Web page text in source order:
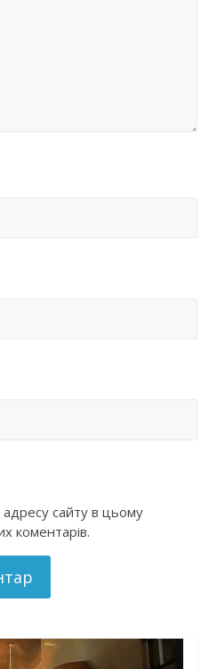
сайту в цьому
коментарів.